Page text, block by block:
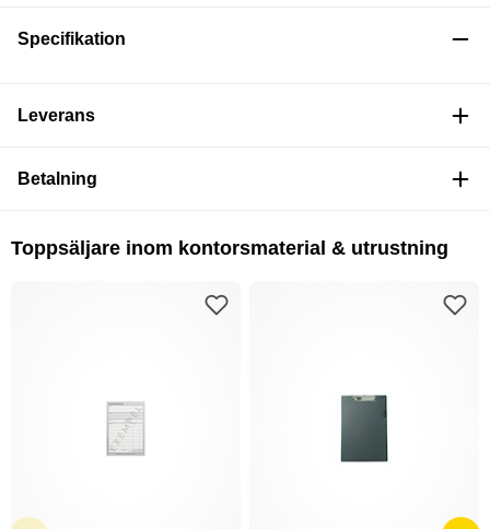
Specifikation
Leverans
Betalning
Toppsäljare inom kontorsmaterial & utrustning